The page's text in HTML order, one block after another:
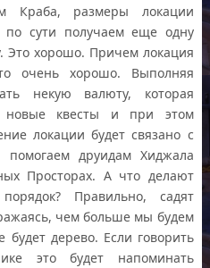
Краба, размеры локации
по сути получаем еще одну
Это хорошо. Причем локация
очень хорошо. Выполняя
некую валюту, которая
новые квесты и при этом
локации будет связано с
друидам Хиджала
Просторах. А что делают
Правильно, садят
чем больше мы будем
дерево. Если говорить
это будет напоминать